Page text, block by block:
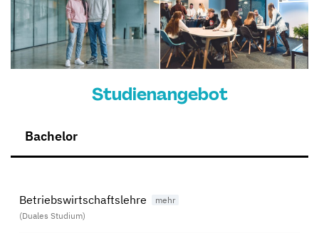
Studienangebot
Bachelor
Betriebswirtschaftslehre
(Duales Studium)